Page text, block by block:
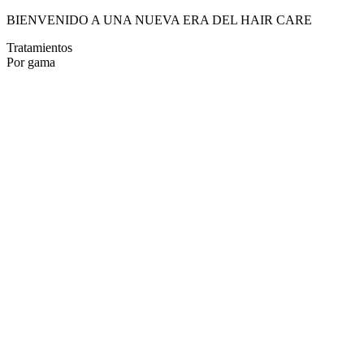
BIENVENIDO A UNA NUEVA ERA DEL HAIR CARE
Tratamientos
Por gama